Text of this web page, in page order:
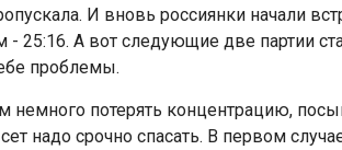
И вновь россиянки начали
25:16. А вот следующие две партии
проблемы.
немного потерять концентрацию,
надо срочно спасать. В первом